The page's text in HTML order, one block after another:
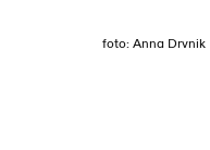
foto: Anna Drvnik